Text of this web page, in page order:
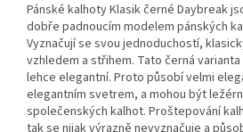
Pánské kalhoty Klasik černé Daybreak
dobře padnoucím modelem pánských
Vyznačují se svou jednoduchostí,
vzhledem a střihem. Tato černá
lehce elegantní. Proto působí velmi
elegantním svetrem, a mohou být
společenských kalhot. Proštepování